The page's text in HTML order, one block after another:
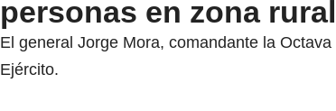
personas en zona
El general Jorge Mora, comandante la
Ejército.